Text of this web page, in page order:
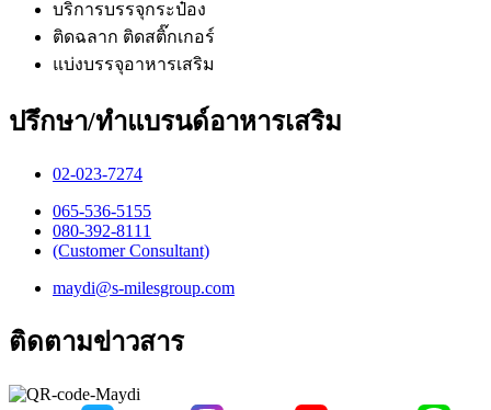
บริการบรรจุกระป๋อง
ติดฉลาก ติดสติ๊กเกอร์
แบ่งบรรจุอาหารเสริม
ปรึกษา/ทำแบรนด์อาหารเสริม
02-023-7274​
065-536-5155
​080-392-8111
(Customer Consultant)​
maydi@s-milesgroup.com
ติดตามข่าวสาร